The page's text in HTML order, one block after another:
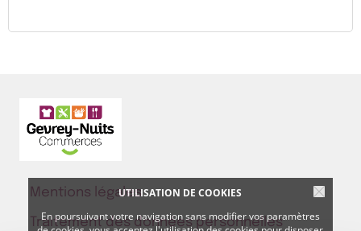
UTILISATION DE COOKIES
En poursuivant votre navigation sans modifier vos paramètres
Mentions légales
Traitement des données personnelles